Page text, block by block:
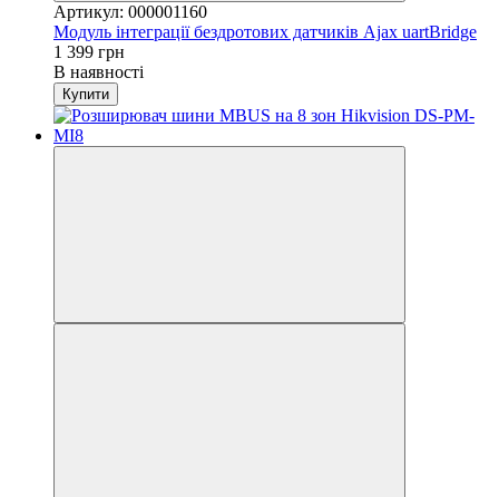
Артикул: 000001160
Модуль інтеграції бездротових датчиків Ajax uartBridge
1 399 грн
В наявності
Купити